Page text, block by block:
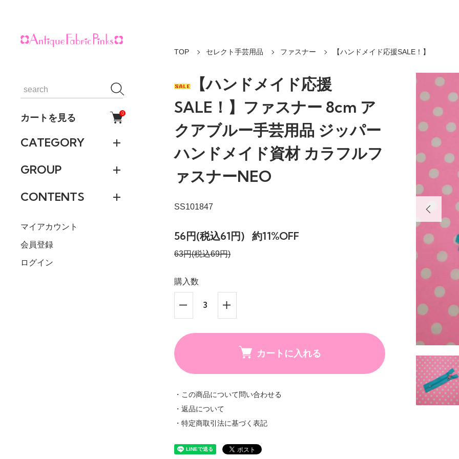
カートを見る 0
CATEGORY
GROUP
CONTENTS
マイアカウント
会員登録
ログイン
TOP セレクト手芸用品 ファスナー 【ハンドメイド応援SALE！】
【ハンドメイド応援
SALE！】ファスナー 8cm ア
クアブルー手芸用品 ジッパー
ハンドメイド資材 カラフルフ
ァスナーNEO
SS101847
56円(税込61円) 約11%OFF
63円(税込69円)
購入数
カートに入れる
・この商品について問い合わせる
・返品について
・特定商取引法に基づく表記